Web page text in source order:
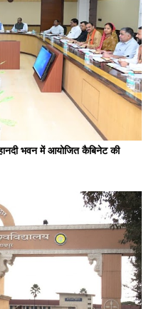
भवन में आयोजित कैबिनेट की